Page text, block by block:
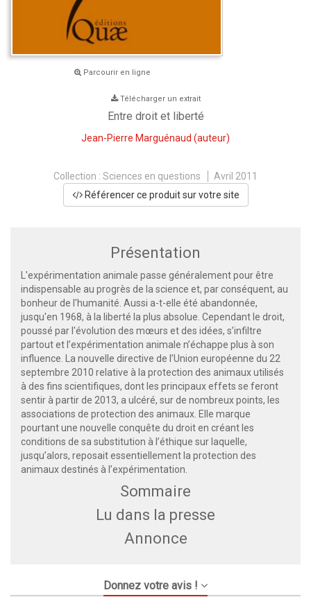
Parcourir en ligne
Télécharger un extrait
Entre droit et liberté
Jean-Pierre Marguénaud (auteur)
Collection : Sciences en questions
Avril 2011
Référencer ce produit sur votre site
Présentation
L'expérimentation animale passe généralement pour être
indispensable au progrès de la science et, par conséquent, au
bonheur de l'humanité. Aussi a-t-elle été abandonnée,
jusqu'en 1968, à la liberté la plus absolue. Cependant le droit,
poussé par l'évolution des mœurs et des idées, s’infiltre
partout et l’expérimentation animale n’échappe plus à son
influence. La nouvelle directive de l’Union européenne du 22
septembre 2010 relative à la protection des animaux utilisés
à des fins scientifiques, dont les principaux effets se feront
sentir à partir de 2013, a ulcéré, sur de nombreux points, les
associations de protection des animaux. Elle marque
pourtant une nouvelle conquête du droit en créant les
conditions de sa substitution à l’éthique sur laquelle,
jusqu’alors, reposait essentiellement la protection des
animaux destinés à l’expérimentation.
Sommaire
Lu dans la presse
Annonce
Donnez votre avis !